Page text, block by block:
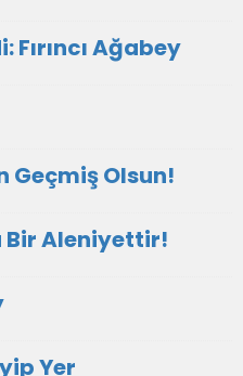
Fırıncı Ağabey
Geçmiş Olsun!
Bir Aleniyettir!
Yer